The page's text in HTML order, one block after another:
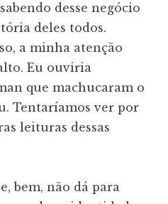
desse negócio
deles todos.
a minha atenção
Eu ouviria
que machucaram o
Tentaríamos ver por
leituras dessas
bem, não dá para